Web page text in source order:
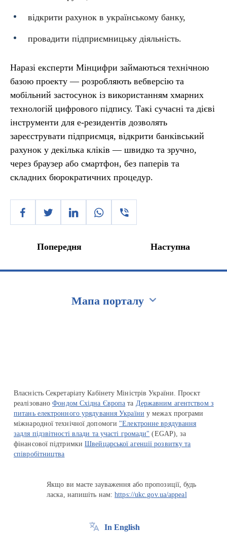
відкрити рахунок в українському банку,
провадити підприємницьку діяльність.
Наразі експерти Мінцифри займаються технічною
базою проекту — розробляють вебверсію та
мобільний застосунок із використанням хмарних
технологій цифрового підпису. Такі сучасні та дієві
інструменти для е-резидентів дозволять
зареєструвати підприємця, відкрити банківський
рахунок у декілька кліків — швидко та зручно,
через браузер або смартфон, без паперів та
складних бюрократичних процедур.
Попередня Наступна
Мапа порталу
Власність Секретаріату Кабінету Міністрів України. Проєкт
реалізованоФондом Східна Європа та Державним агентством з
питань електронного урядування України у межах програми
міжнародної технічної допомоги "Електронне врядування
задля підзвітності влади та участі громади" (EGAP), за
фінансової підтримкиШвейцарської агенції розвитку та
співробітництва
Якщо ви маєте зауваження або пропозиції, будь
ласка, напишіть нам:https://ukc.gov.ua/appeal
In English